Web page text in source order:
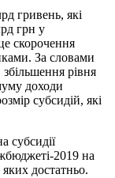
гривень, які
грн у
скорочення
За словами
збільшення рівня
доходи
субсидій, які
субсидії
2019 на
достатньо.